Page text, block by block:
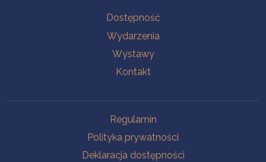
Dostępność
Wydarzenia
Wystawy
Kontakt
Regulamin
Polityka prywatności
Deklaracja dostępności